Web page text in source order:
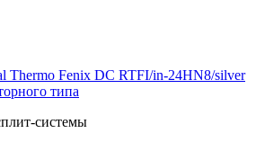
Thermo Fenix DC RTFI/in-24HN8/silver
типа
системы